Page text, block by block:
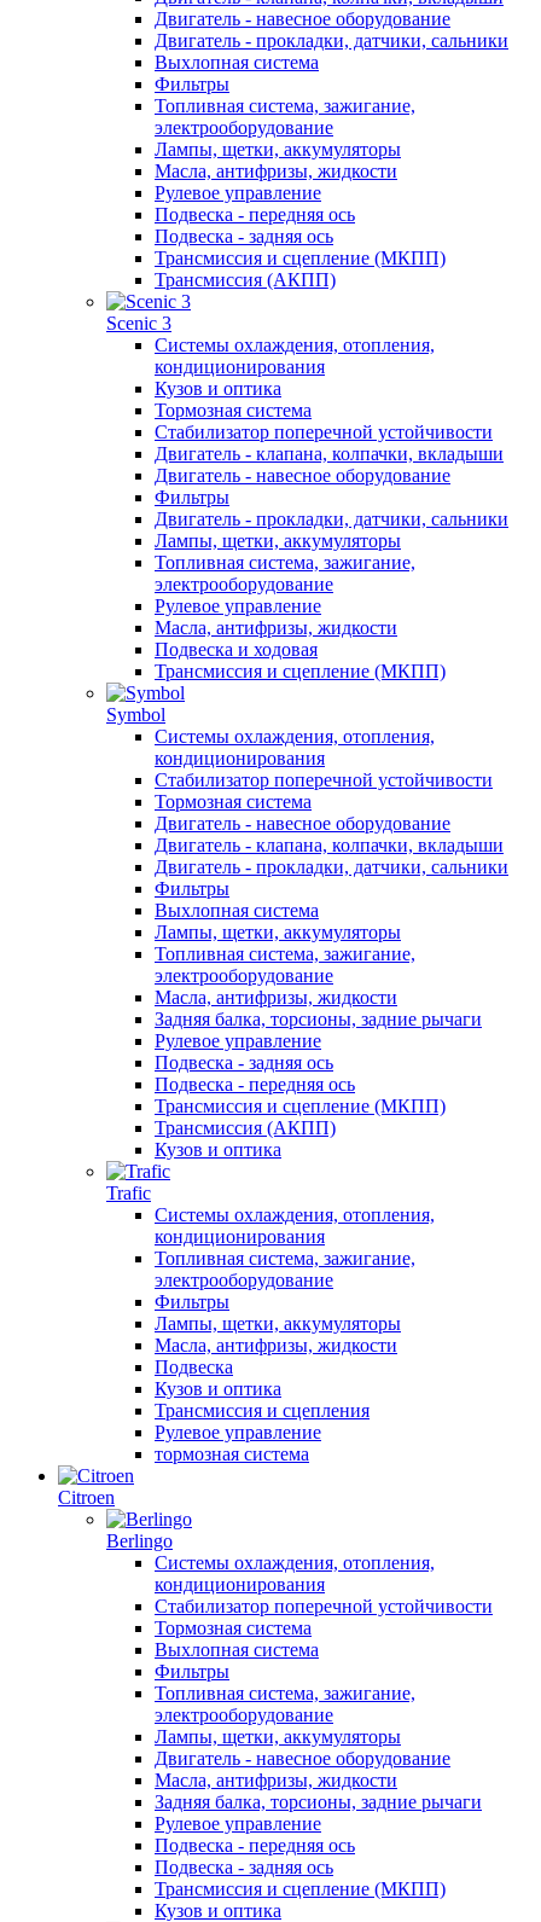
Двигатель - навесное оборудование
Двигатель - прокладки, датчики, сальники
Выхлопная система
Фильтры
Топливная система, зажигание,
электрооборудование
Лампы, щетки, аккумуляторы
Масла, антифризы, жидкости
Рулевое управление
Подвеска - передняя ось
Подвеска - задняя ось
Трансмиссия и сцепление (МКПП)
Трансмиссия (АКПП)
Scenic 3
Системы охлаждения, отопления,
кондиционирования
Кузов и оптика
Тормозная система
Стабилизатор поперечной устойчивости
Двигатель - клапана, колпачки, вкладыши
Двигатель - навесное оборудование
Фильтры
Двигатель - прокладки, датчики, сальники
Лампы, щетки, аккумуляторы
Топливная система, зажигание,
электрооборудование
Рулевое управление
Масла, антифризы, жидкости
Подвеска и ходовая
Трансмиссия и сцепление (МКПП)
Symbol
Системы охлаждения, отопления,
кондиционирования
Стабилизатор поперечной устойчивости
Тормозная система
Двигатель - навесное оборудование
Двигатель - клапана, колпачки, вкладыши
Двигатель - прокладки, датчики, сальники
Фильтры
Выхлопная система
Лампы, щетки, аккумуляторы
Топливная система, зажигание,
электрооборудование
Масла, антифризы, жидкости
Задняя балка, торсионы, задние рычаги
Рулевое управление
Подвеска - задняя ось
Подвеска - передняя ось
Трансмиссия и сцепление (МКПП)
Трансмиссия (АКПП)
Кузов и оптика
Trafic
Системы охлаждения, отопления,
кондиционирования
Топливная система, зажигание,
электрооборудование
Фильтры
Лампы, щетки, аккумуляторы
Масла, антифризы, жидкости
Подвеска
Кузов и оптика
Трансмиссия и сцепления
Рулевое управление
тормозная система
Citroen
Berlingo
Системы охлаждения, отопления,
кондиционирования
Стабилизатор поперечной устойчивости
Тормозная система
Выхлопная система
Фильтры
Топливная система, зажигание,
электрооборудование
Лампы, щетки, аккумуляторы
Двигатель - навесное оборудование
Масла, антифризы, жидкости
Задняя балка, торсионы, задние рычаги
Рулевое управление
Подвеска - передняя ось
Подвеска - задняя ось
Трансмиссия и сцепление (МКПП)
Кузов и оптика